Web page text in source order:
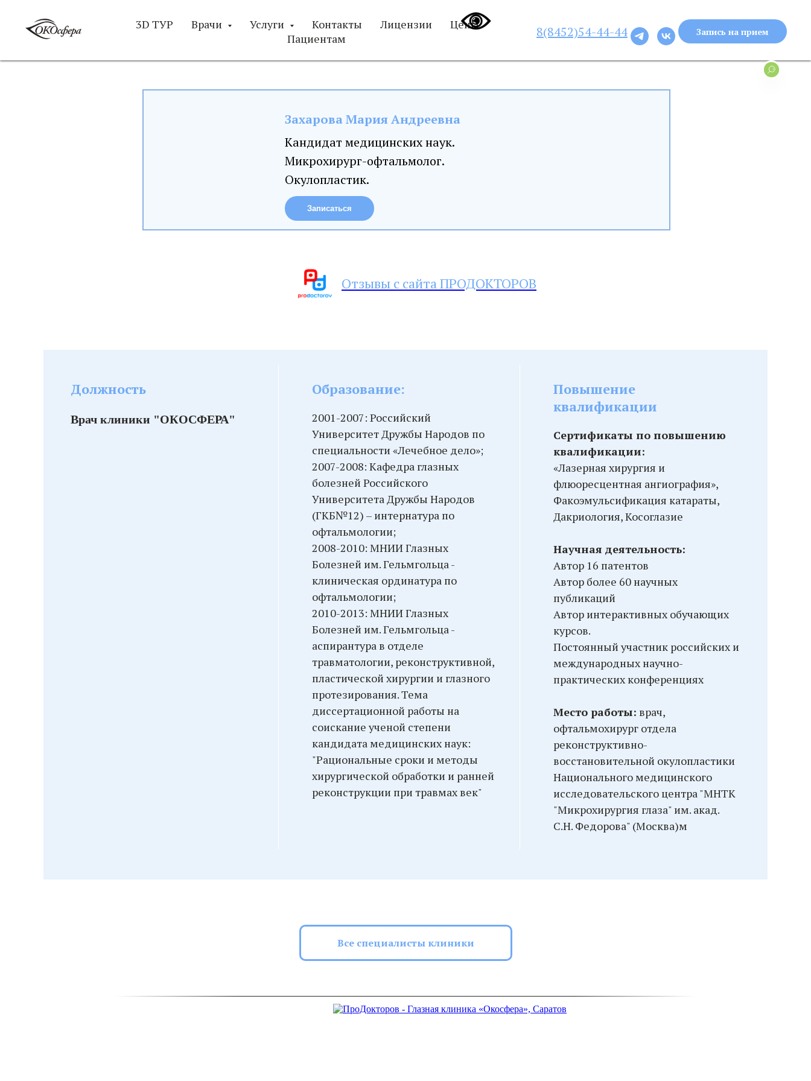
3D ТУР Врачи Услуги Контакты Лицензии
Цены
Пациентам
8(8452)54-44-44 Запись на прием
Захарова Мария Андреевна
Кандидат медицинских наук.
Микрохирург-офтальмолог.
Окулопластик.
Записаться
Отзывы с сайта ПРОДОКТОРОВ
Должность
Врач клиники "ОКОСФЕРА"
Образование:
2001-2007: Российский
Университет Дружбы Народов по
специальности «Лечебное дело»;
2007-2008: Кафедра глазных
болезней Российского
Университета Дружбы Народов
(ГКБ№12) – интернатура по
офтальмологии;
2008-2010: МНИИ Глазных
Болезней им. Гельмгольца -
клиническая ординатура по
офтальмологии;
2010-2013: МНИИ Глазных
Болезней им. Гельмгольца -
аспирантура в отделе
травматологии, реконструктивной,
пластической хирургии и глазного
протезирования. Тема
диссертационной работы на
соискание ученой степени
кандидата медицинских наук:
"Рациональные сроки и методы
хирургической обработки и ранней
реконструкции при травмах век"
Повышение
квалификации
Сертификаты по повышению
квалификации:
«Лазерная хирургия и
флюоресцентная ангиография»,
Факоэмульсификация катараты,
Дакриология, Косоглазие
Научная деятельность:
Автор 16 патентов
Автор более 60 научных
публикаций
Автор интерактивных обучающих
курсов.
Постоянный участник российских и
международных научно-
практических конференциях
Место работы: врач,
офтальмохирург отдела
реконструктивно-
восстановительной окулопластики
Национального медицинского
исследовательского центра "МНТК
"Микрохирургия глаза" им. акад.
С.Н. Федорова" (Москва)м
Все специалисты клиники